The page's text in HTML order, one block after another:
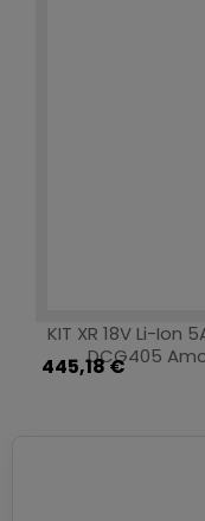
KIT XR 18V Li-Ion
DCG405
445,18 €